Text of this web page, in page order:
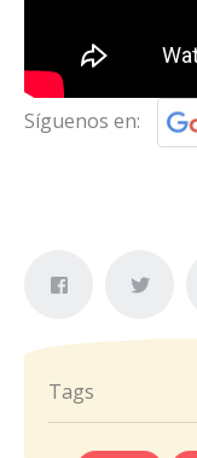
Síguenos en:
Tags